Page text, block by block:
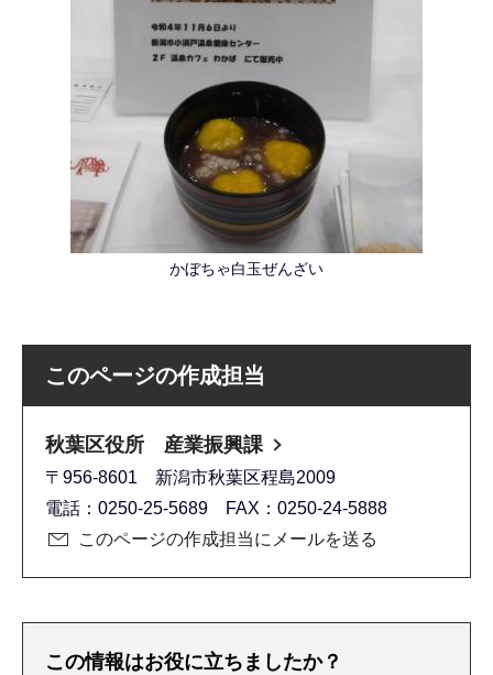
かぼちゃ白玉ぜんざい
このページの作成担当
秋葉区役所 産業振興課
〒956-8601 新潟市秋葉区程島2009
電話：0250-25-5689 FAX：0250-24-5888
このページの作成担当にメールを送る
この情報はお役に立ちましたか？